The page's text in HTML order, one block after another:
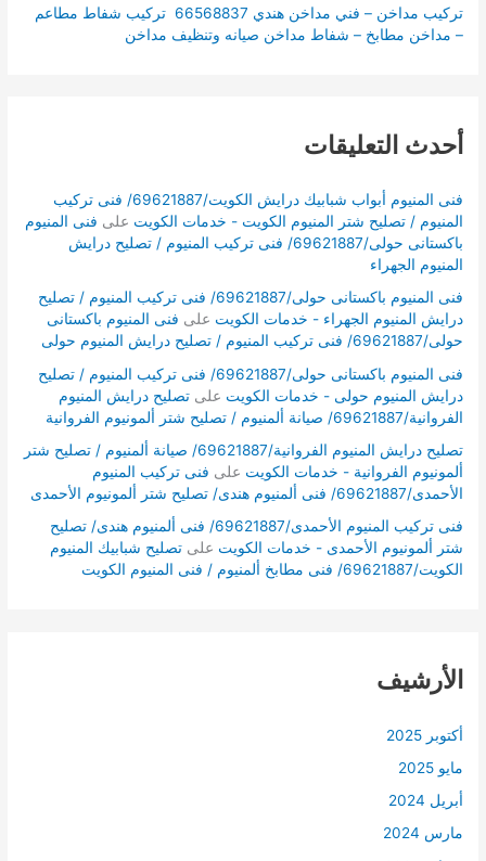
تركيب مداخن – فني مداخن هندي 66568837 تركيب شفاط مطاعم
– مداخن مطابخ – شفاط مداخن صيانه وتنظيف مداخن
أحدث التعليقات
فنى المنيوم أبواب شبابيك درايش الكويت/69621887/ فنى تركيب
المنيوم / تصليح شتر المنيوم الكويت - خدمات الكويت على فنى المنيوم
باكستانى حولى/69621887/ فنى تركيب المنيوم / تصليح درايش
المنيوم الجهراء
فنى المنيوم باكستانى حولى/69621887/ فنى تركيب المنيوم / تصليح
درايش المنيوم الجهراء - خدمات الكويت على فنى المنيوم باكستانى
حولى/69621887/ فنى تركيب المنيوم / تصليح درايش المنيوم حولى
فنى المنيوم باكستانى حولى/69621887/ فنى تركيب المنيوم / تصليح
درايش المنيوم حولى - خدمات الكويت علىتصليح درايش المنيوم
الفروانية/69621887/ صيانة ألمنيوم / تصليح شتر ألمونيوم الفروانية
تصليح درايش المنيوم الفروانية/69621887/ صيانة ألمنيوم / تصليح شتر
ألمونيوم الفروانية - خدمات الكويت على فنى تركيب المنيوم
الأحمدى/69621887/ فنى ألمنيوم هندى/ تصليح شتر ألمونيوم الأحمدى
فنى تركيب المنيوم الأحمدى/69621887/ فنى ألمنيوم هندى/ تصليح
شتر ألمونيوم الأحمدى - خدمات الكويت علىتصليح شبابيك المنيوم
الكويت/69621887/ فنى مطابخ ألمنيوم / فنى المنيوم الكويت
الأرشيف
أكتوبر 2025
مايو 2025
أبريل 2024
مارس 2024